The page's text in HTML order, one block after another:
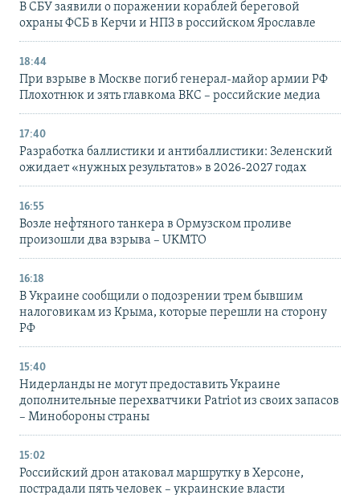
В СБУ заявили о поражении кораблей береговой
охраны ФСБ в Керчи и НПЗ в российском Ярославле
18:44
При взрыве в Москве погиб генерал-майор армии РФ
Плохотнюк и зять главкома ВКС – российские медиа
17:40
Разработка баллистики и антибаллистики: Зеленский
ожидает «нужных результатов» в 2026-2027 годах
16:55
Возле нефтяного танкера в Ормузском проливе
произошли два взрыва – UKMTO
16:18
В Украине сообщили о подозрении трем бывшим
налоговикам из Крыма, которые перешли на сторону
РФ
15:40
Нидерланды не могут предоставить Украине
дополнительные перехватчики Patriot из своих запасов
– Минобороны страны
15:02
Российский дрон атаковал маршрутку в Херсоне,
пострадали пять человек – украинские власти